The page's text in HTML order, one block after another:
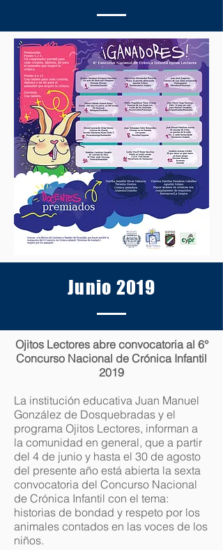
Junio 2019
Ojitos Lectores abre convocatoria al 6°
Concurso Nacional de Crónica Infantil
2019
La institución educativa Juan Manuel
González de Dosquebradas y el
programa Ojitos Lectores, informan a
la comunidad en general, que a partir
del 4 de junio y hasta el 30 de agosto
del presente año está abierta la sexta
convocatoria del Concurso Nacional
de Crónica Infantil con el tema:
historias de bondad y respeto por los
animales contados en las voces de los
niños.